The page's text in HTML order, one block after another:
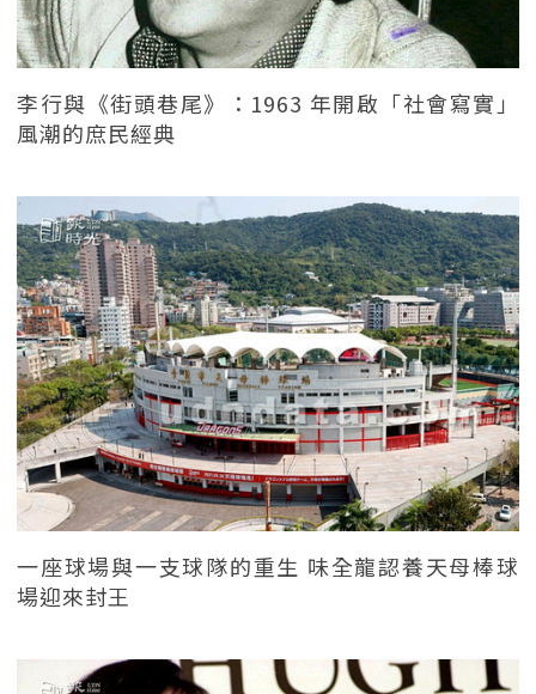
李行與《街頭巷尾》：1963 年開啟「社會寫實」
風潮的庶民經典
一座球場與一支球隊的重生 味全龍認養天母棒球
場迎來封王